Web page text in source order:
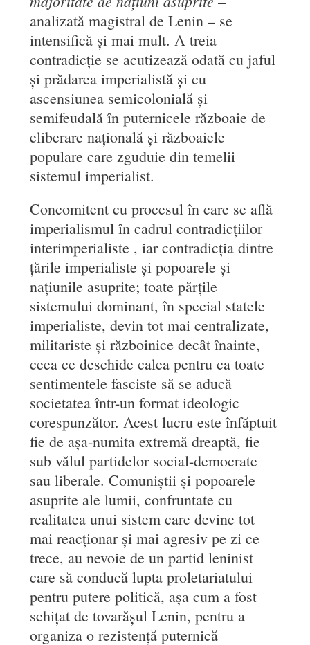
analizată magistral de Lenin – se
intensifică și mai mult. A treia
contradicție se acutizează odată cu jaful
și prădarea imperialistă și cu
ascensiunea semicolonială și
semifeudală în puternicele războaie de
eliberare națională și războaiele
populare care zguduie din temelii
sistemul imperialist.
Concomitent cu procesul în care se află
imperialismul în cadrul contradicțiilor
interimperialiste , iar contradicția dintre
țările imperialiste și popoarele și
națiunile asuprite; toate părțile
sistemului dominant, în special statele
imperialiste, devin tot mai centralizate,
militariste și războinice decât înainte,
ceea ce deschide calea pentru ca toate
sentimentele fasciste să se aducă
societatea într-un format ideologic
corespunzător. Acest lucru este înfăptuit
fie de așa-numita extremă dreaptă, fie
sub vălul partidelor social-democrate
sau liberale. Comuniștii și popoarele
asuprite ale lumii, confruntate cu
realitatea unui sistem care devine tot
mai reacționar și mai agresiv pe zi ce
trece, au nevoie de un partid leninist
care să conducă lupta proletariatului
pentru putere politică, așa cum a fost
schițat de tovarășul Lenin, pentru a
organiza o rezistență puternică